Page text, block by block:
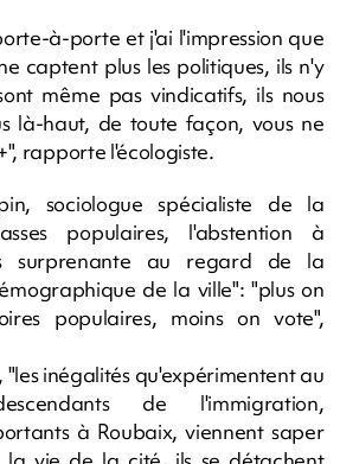
à-porte et j'ai l'impression que
captent plus les politiques, ils n'y
même pas vindicatifs, ils nous
là-haut, de toute façon, vous ne
rapporte l'écologiste.
sociologue spécialiste de la
populaires, l'abstention à
surprenante au regard de la
de la ville": "plus on
populaires, moins on vote",
"les inégalités qu'expérimentent au
de l'immigration,
à Roubaix, viennent saper